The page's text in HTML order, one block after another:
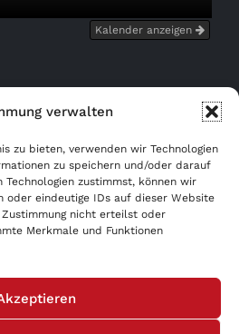
verwalten
zu bieten, verwenden wir Technologien
zu speichern und/oder darauf
Technologien zustimmst, können wir
oder eindeutige IDs auf dieser Website
nicht erteilst oder
Merkmale und Funktionen
Kalender anzeigen